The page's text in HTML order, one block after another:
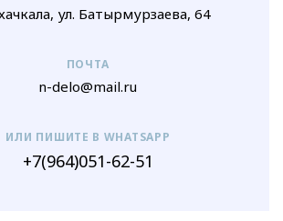
ул. Батырмурзаева, 64
ПОЧТА
n-delo@mail.ru
ИЛИ ПИШИТЕ В WHATSAPP
+7(964)051-62-51